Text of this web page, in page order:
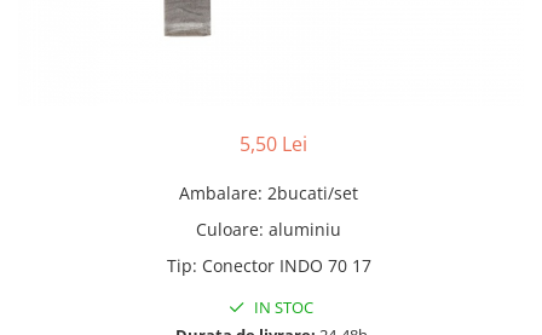
Tencuieli decorative
Sape de egalizare, sape
Scule electrice, unelte si accesorii
Masini de gaurit si insurubat
5,50 Lei
Ambalare: 2bucati/set
Culoare: aluminiu
Tip: Conector INDO 70 17
IN STOC